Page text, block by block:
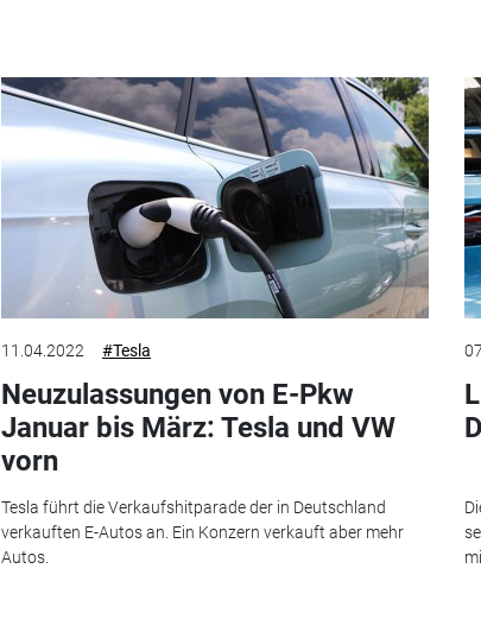
11.04.2022 #Tesla
Neuzulassungen von E-Pkw
Januar bis März: Tesla und VW
vorn
Tesla führt die Verkaufshitparade der in Deutschland
verkauften E-Autos an. Ein Konzern verkauft aber mehr
Autos.